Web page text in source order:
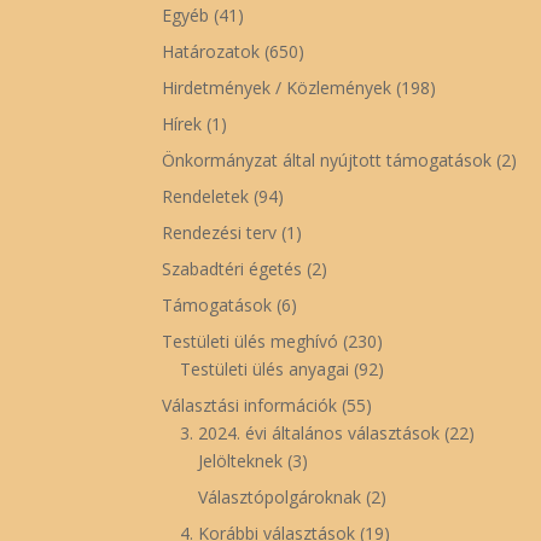
Egyéb (41)
Határozatok (650)
Hirdetmények / Közlemények (198)
Hírek (1)
Önkormányzat által nyújtott támogatások (2)
Rendeletek (94)
Rendezési terv (1)
Szabadtéri égetés (2)
Támogatások (6)
Testületi ülés meghívó (230)
Testületi ülés anyagai (92)
Választási információk (55)
3. 2024. évi általános választások (22)
Jelölteknek (3)
Választópolgároknak (2)
4. Korábbi választások (19)